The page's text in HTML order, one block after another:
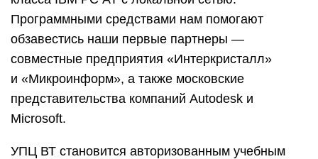
Программными средствами нам помогают
обзавестись наши первые партнеры —
совместные предприятия «Интеркристалл»
и «Микроинформ», а также московские
представительства компаний Autodesk и
Microsoft.
УПЦ ВТ становится авторизованным учебным